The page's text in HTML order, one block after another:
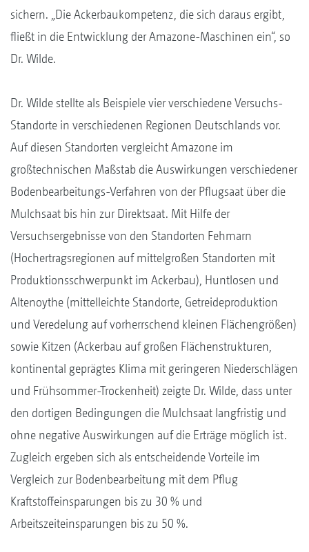
sichern. „Die Ackerbaukompetenz, die sich daraus ergibt,
fließt in die Entwicklung der Amazone-Maschinen ein“, so
Dr. Wilde.
Dr. Wilde stellte als Beispiele vier verschiedene Versuchs-
Standorte in verschiedenen Regionen Deutschlands vor.
Auf diesen Standorten vergleicht Amazone im
großtechnischen Maßstab die Auswirkungen verschiedener
Bodenbearbeitungs-Verfahren von der Pflugsaat über die
Mulchsaat bis hin zur Direktsaat. Mit Hilfe der
Versuchsergebnisse von den Standorten Fehmarn
(Hochertragsregionen auf mittelgroßen Standorten mit
Produktionsschwerpunkt im Ackerbau), Huntlosen und
Altenoythe (mittelleichte Standorte, Getreideproduktion
und Veredelung auf vorherrschend kleinen Flächengrößen)
sowie Kitzen (Ackerbau auf großen Flächenstrukturen,
kontinental geprägtes Klima mit geringeren Niederschlägen
und Frühsommer-Trockenheit) zeigte Dr. Wilde, dass unter
den dortigen Bedingungen die Mulchsaat langfristig und
ohne negative Auswirkungen auf die Erträge möglich ist.
Zugleich ergeben sich als entscheidende Vorteile im
Vergleich zur Bodenbearbeitung mit dem Pflug
Kraftstoffeinsparungen bis zu 30 % und
Arbeitszeiteinsparungen bis zu 50 %.